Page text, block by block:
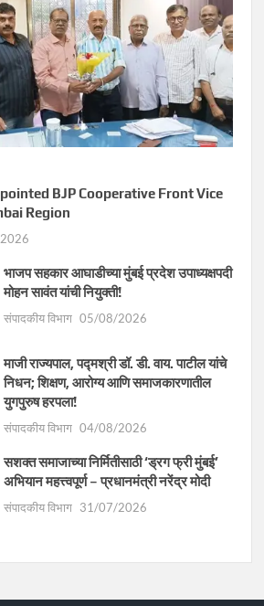
BJP Cooperative Front Vice
Region
भाजप सहकार आघाडीच्या मुंबई प्रदेश उपाध्यक्षपदी
मोहन सावंत यांची नियुक्ती!
संपादकीय विभाग 05/08/2026
माजी राज्यपाल, पद्मश्री डॉ. डी. वाय. पाटील यांचे
निधन; शिक्षण, आरोग्य आणि समाजकारणातील
युगपुरुष हरपला!
संपादकीय विभाग 04/08/2026
सशक्त समाजाच्या निर्मितीसाठी ‘ड्रग फ्री मुंबई’
अभियान महत्त्वपूर्ण – प्रधानमंत्री नरेंद्र मोदी
संपादकीय विभाग 31/07/2026